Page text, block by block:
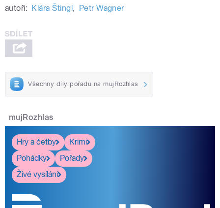
autoři: Klára Štingl , Petr Wagner
Všechny díly pořadu na mujRozhlas
mujRozhlas
Hry a četby
Krimi
Pohádky
Pořady
Živé vysílání